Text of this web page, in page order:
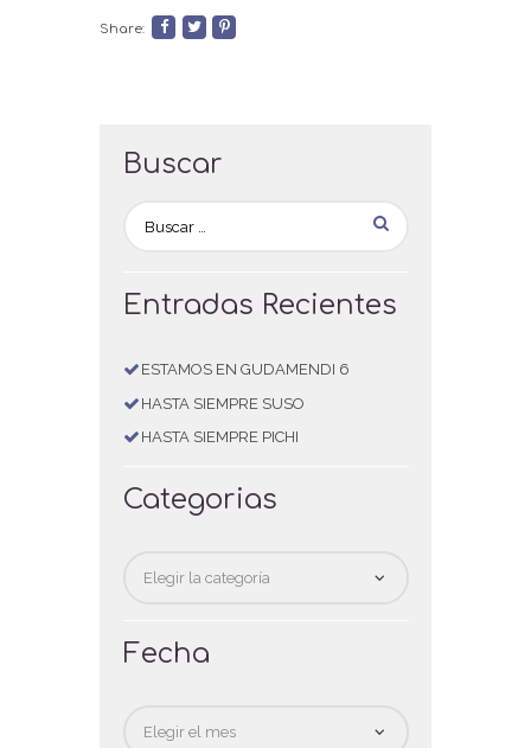
Share:
Buscar
Entradas Recientes
ESTAMOS EN GUDAMENDI 6
HASTA SIEMPRE SUSO
HASTA SIEMPRE PICHI
Categorias
Fecha